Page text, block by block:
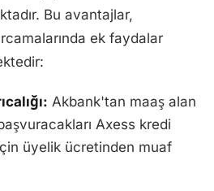
Bu avantajlar,
ek faydalar
Akbank'tan maaş alan
Axess kredi
üyelik ücretinden muaf